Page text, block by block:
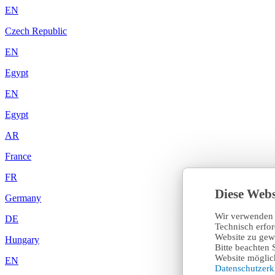
Diese
Wir
Technisch
Website zu
Bitte beachten
Website
EN
Czech Republic
EN
Egypt
EN
Egypt
AR
France
FR
Germany
DE
Hungary
EN